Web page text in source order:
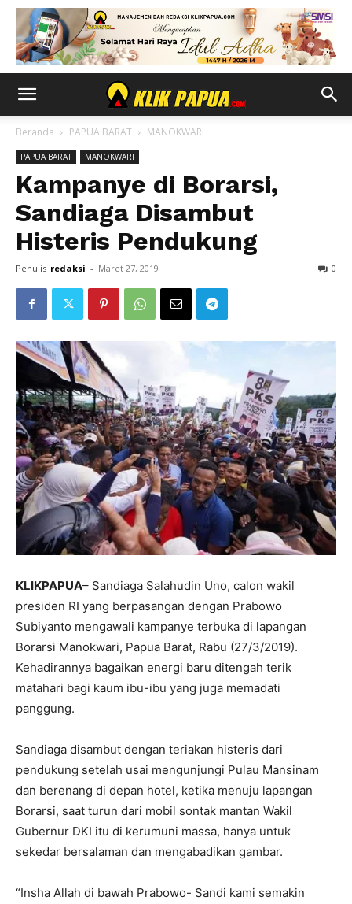
Beranda PAPUA BARAT MANOKWARI
PAPUA BARAT MANOKWARI
Kampanye di Borarsi,
Sandiaga Disambut
Histeris Pendukung
Penulis redaksi - Maret 27, 2019 0
KLIKPAPUA– Sandiaga Salahudin Uno, calon wakil
presiden RI yang berpasangan dengan Prabowo
Subiyanto mengawali kampanye terbuka di lapangan
Borarsi Manokwari, Papua Barat, Rabu (27/3/2019).
Kehadirannya bagaikan energi baru ditengah terik
matahari bagi kaum ibu-ibu yang juga memadati
panggung.
Sandiaga disambut dengan teriakan histeris dari
pendukung setelah usai mengunjungi Pulau Mansinam
dan berenang di depan hotel, ketika menuju lapangan
Borarsi, saat turun dari mobil sontak mantan Wakil
Gubernur DKI itu di kerumuni massa, hanya untuk
sekedar bersalaman dan mengabadikan gambar.
“Insha Allah di bawah Prabowo- Sandi kami semakin